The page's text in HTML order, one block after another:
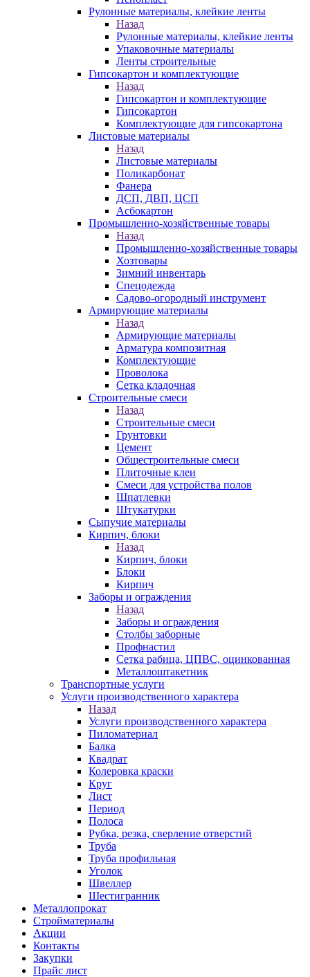
Рулонные материалы, клейкие ленты
Назад
Рулонные материалы, клейкие ленты
Упаковочные материалы
Ленты строительные
Гипсокартон и комплектующие
Назад
Гипсокартон и комплектующие
Гипсокартон
Комплектующие для гипсокартона
Листовые материалы
Назад
Листовые материалы
Поликарбонат
Фанера
ДСП, ДВП, ЦСП
Асбокартон
Промышленно-хозяйственные товары
Назад
Промышленно-хозяйственные товары
Хозтовары
Зимний инвентарь
Спецодежда
Садово-огородный инструмент
Армирующие материалы
Назад
Армирующие материалы
Арматура композитная
Комплектующие
Проволока
Сетка кладочная
Строительные смеси
Назад
Строительные смеси
Грунтовки
Цемент
Общестроительные смеси
Плиточные клеи
Смеси для устройства полов
Шпатлевки
Штукатурки
Сыпучие материалы
Кирпич, блоки
Назад
Кирпич, блоки
Блоки
Кирпич
Заборы и ограждения
Назад
Заборы и ограждения
Столбы заборные
Профнастил
Сетка рабица, ЦПВС, оцинкованная
Металлоштакетник
Транспортные услуги
Услуги производственного характера
Назад
Услуги производственного характера
Пиломатериал
Балка
Квадрат
Колеровка краски
Круг
Лист
Период
Полоса
Рубка, резка, сверление отверстий
Труба
Труба профильная
Уголок
Швеллер
Шестигранник
Металлопрокат
Стройматериалы
Акции
Контакты
Закупки
Прайс лист